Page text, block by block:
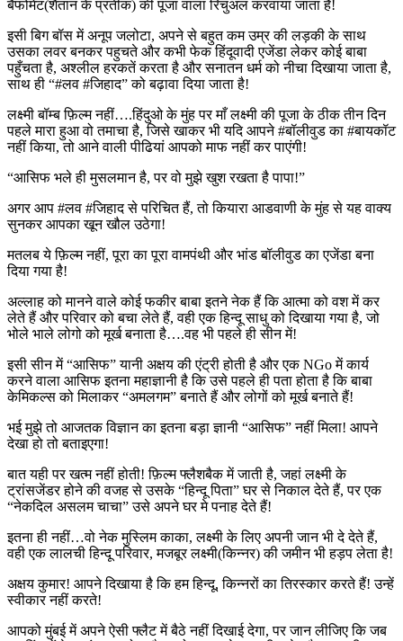
बैफोमेट(शैतान के प्रतीक) की पूजा वाला रिचुअल करवाया जाता है!
इसी बिग बॉस में अनूप जलोटा, अपने से बहुत कम उम्र की लड़की के साथ
उसका लवर बनकर पहुचते और कभी फेक हिंदूवादी एजेंडा लेकर कोई बाबा
पहुँचता है, अश्लील हरकतें करता है और सनातन धर्म को नीचा दिखाया जाता है,
साथ ही “#लव #जिहाद” को बढ़ावा दिया जाता है!
लक्ष्मी बॉम्ब फ़िल्म नहीं….हिंदुओ के मुंह पर माँ लक्ष्मी की पूजा के ठीक तीन दिन
पहले मारा हुआ वो तमाचा है, जिसे खाकर भी यदि आपने #बॉलीवुड का #बायकॉट
नहीं किया, तो आने वाली पीढियां आपको माफ नहीं कर पाएंगी!
“आसिफ भले ही मुसलमान है, पर वो मुझे खुश रखता है पापा!”
अगर आप #लव #जिहाद से परिचित हैं, तो कियारा आडवाणी के मुंह से यह वाक्य
सुनकर आपका खून खौल उठेगा!
मतलब ये फ़िल्म नहीं, पूरा का पूरा वामपंथी और भांड बॉलीवुड का एजेंडा बना
दिया गया है!
अल्लाह को मानने वाले कोई फकीर बाबा इतने नेक हैं कि आत्मा को वश में कर
लेते हैं और परिवार को बचा लेते हैं, वही एक हिन्दू साधु को दिखाया गया है, जो
भोले भाले लोगो को मूर्ख बनाता है….वह भी पहले ही सीन में!
इसी सीन में “आसिफ” यानी अक्षय की एंट्री होती है और एक NGo में कार्य
करने वाला आसिफ इतना महाज्ञानी है कि उसे पहले ही पता होता है कि बाबा
केमिकल्स को मिलाकर “अमलगम” बनाते हैं और लोगों को मूर्ख बनाते हैं!
भई मुझे तो आजतक विज्ञान का इतना बड़ा ज्ञानी “आसिफ” नहीं मिला! आपने
देखा हो तो बताइएगा!
बात यही पर खत्म नहीं होती! फ़िल्म फ्लैशबैक में जाती है, जहां लक्ष्मी के
ट्रांसजेंडर होने की वजह से उसके “हिन्दू पिता” घर से निकाल देते हैं, पर एक
“नेकदिल असलम चाचा” उसे अपने घर मे पनाह देते हैं!
इतना ही नहीं…वो नेक मुस्लिम काका, लक्ष्मी के लिए अपनी जान भी दे देते हैं,
वही एक लालची हिन्दू परिवार, मजबूर लक्ष्मी(किन्नर) की जमीन भी हड़प लेता है!
अक्षय कुमार! आपने दिखाया है कि हम हिन्दू, किन्नरों का तिरस्कार करते हैं! उन्हें
स्वीकार नहीं करते!
आपको मुंबई में अपने ऐसी फ्लैट में बैठे नहीं दिखाई देगा, पर जान लीजिए कि जब